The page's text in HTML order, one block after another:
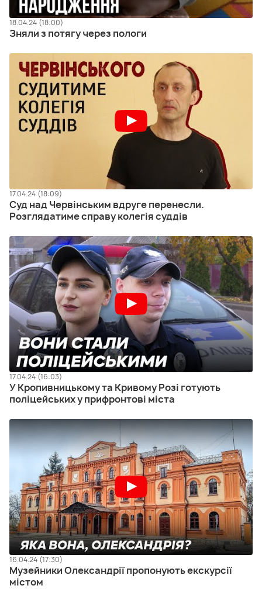
18.04.24 (18:00)
Зняли з потягу через пологи
17.04.24 (18:09)
Суд над Червінським вдруге перенесли.
Розглядатиме справу колегія суддів
17.04.24 (16:03)
У Кропивницькому та Кривому Розі готують
поліцейських у прифронтові міста
16.04.24 (17:30)
Музейники Олександрії пропонують екскурсії
містом